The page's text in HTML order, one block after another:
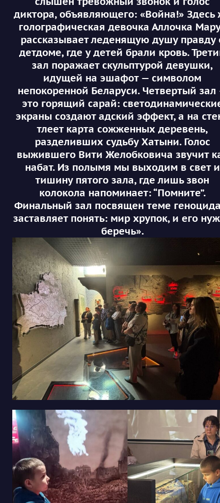
диктора, объявляющего: «Война!» Здесь
голографическая девочка Аллочка
рассказывает леденящую душу правду
детдоме, где у детей брали кровь.
зал поражает скульптурой девушки,
идущей на эшафот — символом
непокоренной Беларуси. Четвертый
это горящий сарай:
экраны создают адский эффект, а на
тлеет карта сожженных деревень,
разделивших судьбу Хатыни. Голос
выжившего Вити Желобковича звучит
набат. Из полымя мы выходим в свет и
тишину пятого зала, где лишь звон
колокола напоминает: “Помните”.
Финальный зал посвящен теме
заставляет понять: мир хрупок, и его
беречь».